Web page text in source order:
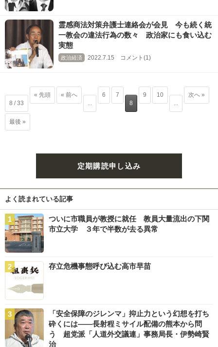
霊感商法対策弁護士連絡会が会見 今も続く統
一教会の違法行為の数々 政治家にも食い込む
実態
政治経済 2022.7.15 コメント(1)
8 / 33
« 先頭
« 前へ
6
7
8
9
10
次へ »
最後 »
定期購読申し込み
よく読まれている記事
ついに市職員が教授に就任 教員大量流出の下関
市立大学 ３年で半数が去る異常
存立危機事態呼び込む高市早苗
「安全保障のジレンマ」抑止力という幻想を打ち
砕くには――長射程ミサイル配備の熊本から問
う 超党派「人道外交議連」事務局長・伊勢崎賢
治